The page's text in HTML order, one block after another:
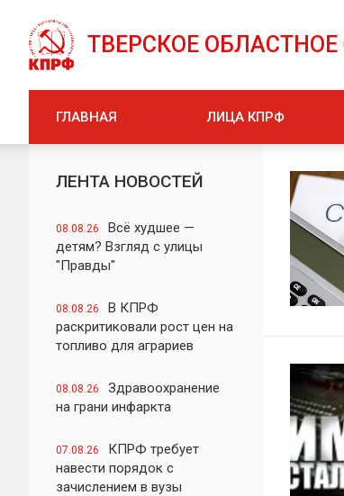
ТВЕРСКОЕ
ГЛАВНАЯ ЛИЦА КПРФ
ЛЕНТА НОВОСТЕЙ
08.08.26
Всё худшее —
детям? Взгляд с улицы
"Правды"
08.08.26
В КПРФ
раскритиковали рост цен на
топливо для аграриев
08.08.26
Здравоохранение
на грани инфаркта
07.08.26
КПРФ требует
навести порядок с
зачислением в вузы